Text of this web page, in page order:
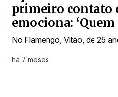
primeiro contato
emociona: ‘Quem
No Flamengo, Vitão, de 25
há 7 meses